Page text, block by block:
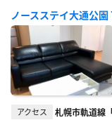
ノースステイ大通公
アクセス 札幌市軌道線